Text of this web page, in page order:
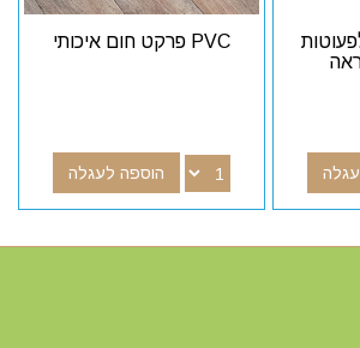
PVC פרקט חום איכותי
הוספה לעגלה